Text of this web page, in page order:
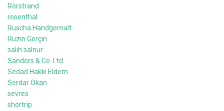
Rörstrand
rosenthal
Ruscha Handgemalt
Ruzin Gerçin
salih salnur
Sanders & Co. Ltd.
Sedad Hakkı Eldem
Serdar Okan
sevres
shortrip